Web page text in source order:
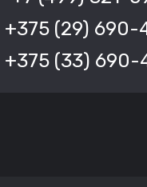
+375 (29) 690-
+375 (33) 690-